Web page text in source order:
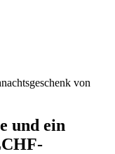
und ein